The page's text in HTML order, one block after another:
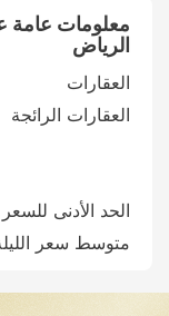
معلومات عامة
الرياض
العقارات
العقارات الرائجة
الحد الأدنى
متوسط سعر